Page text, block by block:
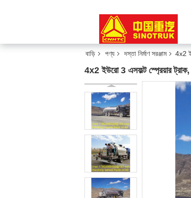
বাড়ি পণ্য দস্তা নির্মাণ সরঞ্জাম 4x2
4x2 ইউরো 3 এসফল্ট স্প্রেয়ার ট্রাক,